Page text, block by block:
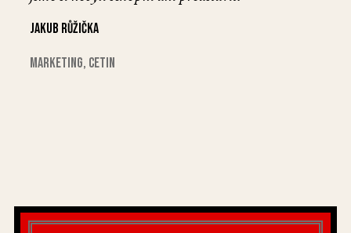
Jakub Růžička
marketing, Cetin